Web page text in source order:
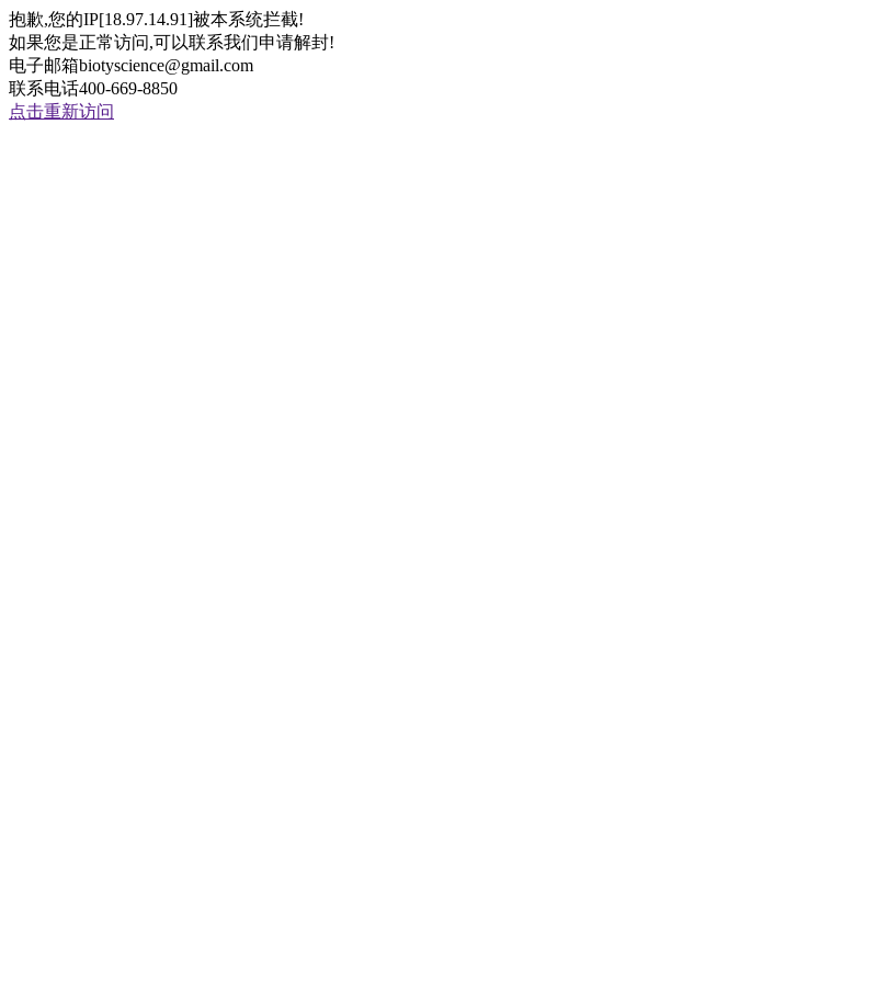
抱歉,您的IP[18.97.14.91]被本系统拦截!
如果您是正常访问,可以联系我们申请解封!
电子邮箱biotyscience@gmail.com
联系电话400-669-8850
点击重新访问